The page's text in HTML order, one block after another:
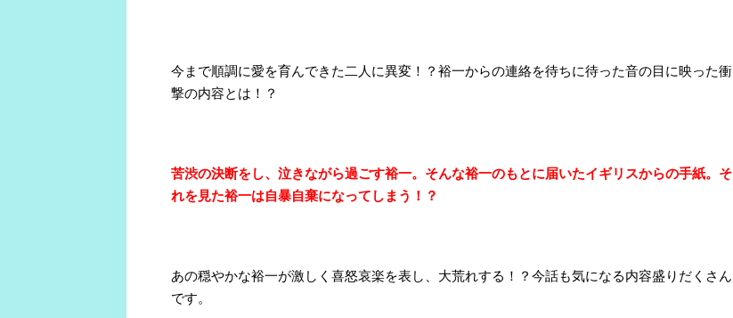
今まで順調に愛を育んできた二人に異変！？裕一からの連絡を待ちに待った音の目に映った衝
撃の内容とは！？
苦渋の決断をし、泣きながら過ごす裕一。そんな裕一のもとに届いたイギリスからの手紙。そ
れを見た裕一は自暴自棄になってしまう！？
あの穏やかな裕一が激しく喜怒哀楽を表し、大荒れする！？今話も気になる内容盛りだくさん
です。